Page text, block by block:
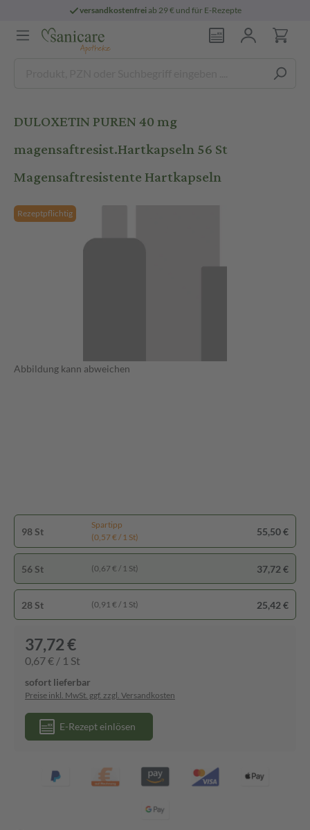
versandkostenfreiab 29 € und für E-Rezepte
DULOXETIN PUREN 40 mg
magensaftresist.Hartkapseln 56 St
Magensaftresistente Hartkapseln
Rezeptpflichtig
Abbildung kann abweichen
98 St
Spartipp
(0,57 € / 1 St)
55,50 €
56 St (0,67 € / 1 St) 37,72 €
28 St (0,91 € / 1 St) 25,42 €
37,72 €
0,67 € / 1 St
sofort lieferbar
Preise inkl. MwSt. ggf. zzgl. Versandkosten
E-Rezept einlösen